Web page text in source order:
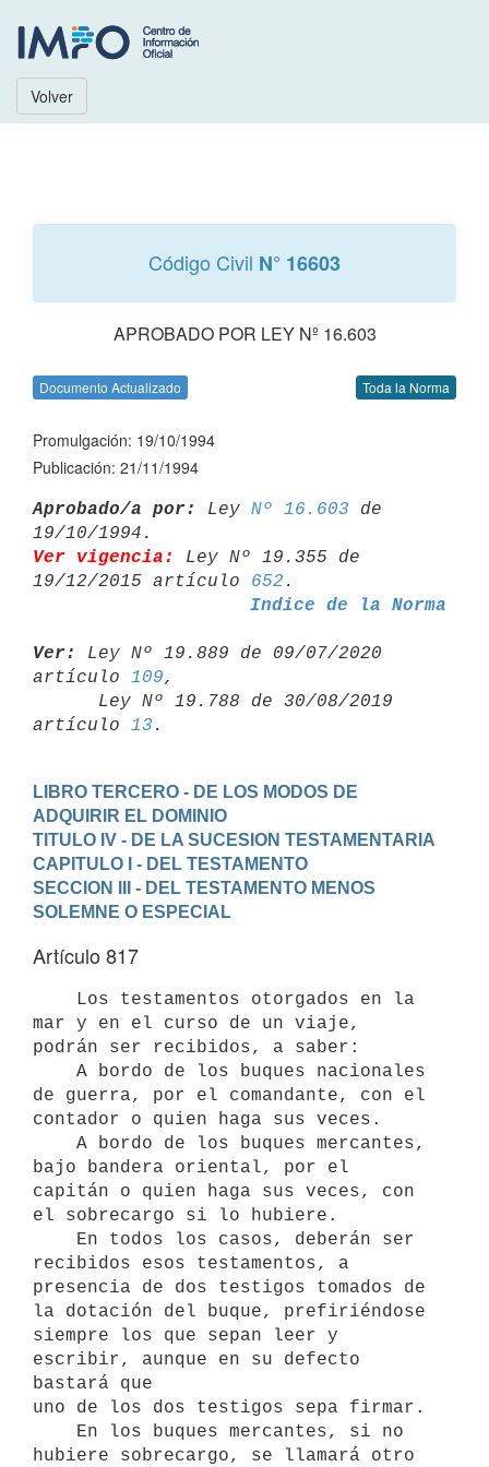
Volver
Código Civil N° 16603
APROBADO POR LEY Nº 16.603
Documento Actualizado Toda la Norma
Promulgación: 19/10/1994
Publicación: 21/11/1994
Aprobado/a por: Ley Nº 16.603 de
Ver vigencia:
Ley Nº 19.355 de
19/12/2015 artículo 652
Indice de la Norma
Ver:
Ley Nº 19.889 de 09/07/2020
artículo 109,
artículo 13
LIBRO TERCERO - DE LOS MODOS DE
ADQUIRIR EL DOMINIO
TITULO IV - DE LA SUCESION TESTAMENTARIA
CAPITULO I - DEL TESTAMENTO
SECCION III - DEL TESTAMENTO MENOS
SOLEMNE O ESPECIAL
Artículo 817
mar y en el curso de un viaje,
podrán ser recibidos, a saber:
de guerra, por el comandante, con el
contador o quien haga sus veces.
bajo bandera oriental, por el
capitán o quien haga sus veces, con
el sobrecargo si lo hubiere.
recibidos esos testamentos, a
presencia de dos testigos tomados de
la dotación del buque, prefiriéndose
siempre los que sepan leer y
escribir, aunque en su defecto
bastará que
uno de los dos testigos sepa firmar.
hubiere sobrecargo, se llamará otro